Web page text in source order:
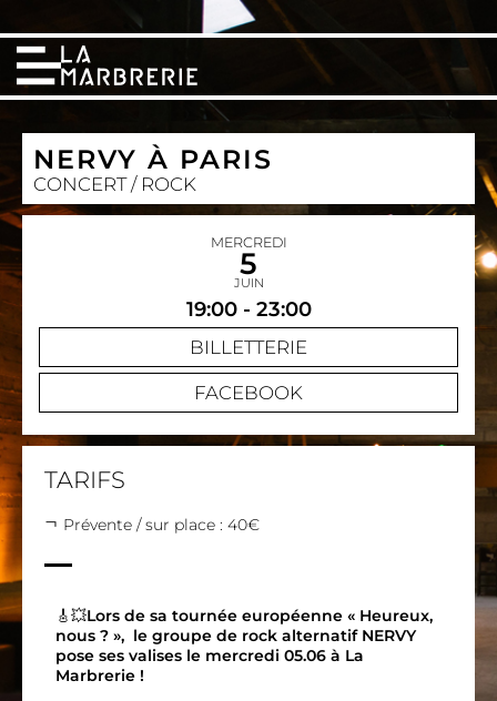
NERVY À PARIS
CONCERT / ROCK
MERCREDI
5
JUIN
19:00 - 23:00
BILLETTERIE
FACEBOOK
TARIFS
Prévente / sur place : 40€
🎸💥Lors de sa tournée européenne « Heureux,
nous ? », le groupe de rock alternatif NERVY
pose ses valises le mercredi 05.06 à La
Marbrerie !